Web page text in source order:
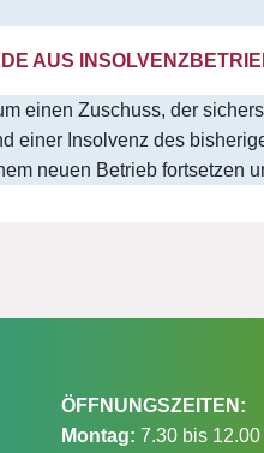
AUS
einen Zuschuss, der
einer Insolvenz des
neuen Betrieb fortsetzen
ÖFFNUNGSZEITEN:
Montag: 7.30 bis